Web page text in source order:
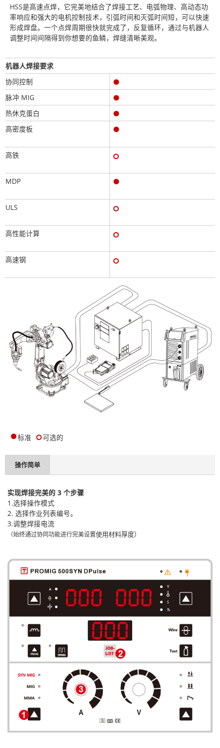
HSS是高速点焊，它完美地结合了焊接工艺、电弧物理、高动态功
率响应和强大的电机控制技术，引弧时间和灭弧时间短，可以快速
形成焊盘。一个点焊周期很快就完成了，反复循环，通过与机器人
调整时间间隔得到你想要的鱼鳞，焊缝清晰美观。
机器人焊接要求
协同控制
●
脉冲 MIG ●
热休克蛋白 ●
高密度板 ●
高铁 ๐
MDP ●
ULS ๐
高性能计算 ๐
高速钢 ๐
●标准 ๐可选的
操作简单
实现焊接完美的 3 个步骤
1.选择操作模式
2. 选择作业列表编号。
3.调整焊接电流
（始终通过协同功能进行完美设置使用材料厚度）